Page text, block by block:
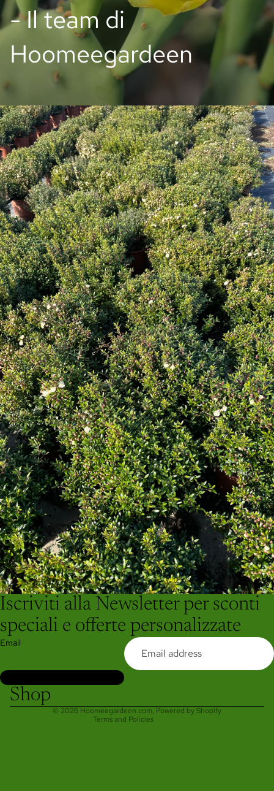
- Il team di
Hoomeegardeen
Iscriviti alla Newsletter per sconti
speciali e offerte personalizzate
Email
Shop
© 2026Hoomeegardeen.com, Powered by Shopify
Terms and Policies
Refund policy
Privacy policy
Contact information